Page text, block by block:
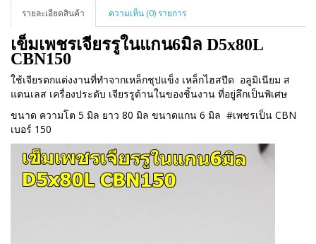
รายละเอียดสินค้า ความเห็น (0) รายการ
เข็มเพชรเจียรรูในแกน6มิล D5x80L
CBN150
ใช้เจียรตกแต่งงานที่ทำจากเหล็กชุปแข็ง เหล็กไฮสปีด อลูมิเนียม ส
แตนเลส เครื่องประดับ เจียรรูด้านในของชิ้นงาน ที่อยู่ลึกเป็นพิเศษ
ขนาด ความโต 5 มิล ยาว 80 มิล ขนาดแกน 6 มิล #เพชรเป็น CBN
เบอร์ 150